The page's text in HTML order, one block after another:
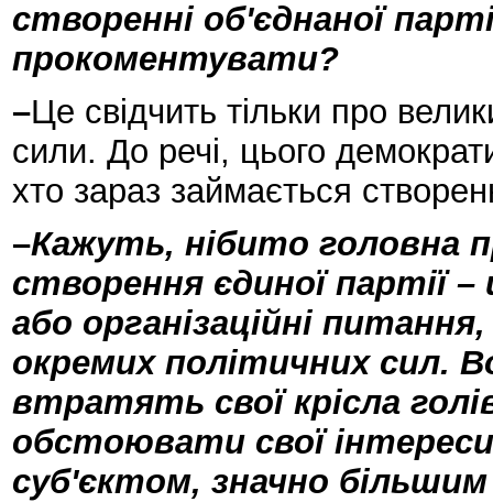
створенні об'єднаної
прокоментувати?
–Це свідчить тільки про
сили. До речі, цього
хто зараз займається
–Кажуть, нібито головна
створення єдиної партії –
або організаційні питання,
окремих політичних сил.
втратять свої крісла
обстоювати свої
суб'єктом, значно